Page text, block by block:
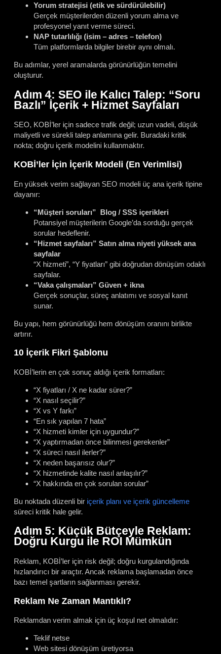
Yorum stratejisi (etik ve sürdürülebilir)
Gerçek müşterilerden düzenli yorum alma ve
profesyonel yanıt verme süreci.
NAP tutarlılığı (isim – adres – telefon)
Tüm platformlarda bilgiler birebir aynı olmalı.
Bu adımlar, yerel aramalarda görünürlüğün temelini
oluşturur.
Adım 4: SEO ile Kalıcı Talep: “Soru
Bazlı” İçerik + Hizmet Sayfaları
SEO, KOBİ’ler için sadece trafik değil; uzun vadeli, düşük
maliyetli ve sürekli talep anlamına gelir. Buradaki kritik
nokta; doğru içerik modelini kullanmaktır.
KOBİ’ler İçin İçerik Modeli (En Verimlisi)
En yüksek verim sağlayan SEO modeli üç ana içerik tipine
dayanır:
“Müşteri soruları” Blog / SSS içerikleri
Potansiyel müşterilerin Google’da sorduğu gerçek
sorular hedeflenir.
“Hizmet sayfaları” Satın alma niyeti yüksek ana
sayfalar
“X hizmeti”, “Y fiyatları” gibi doğrudan dönüşüm odaklı
sayfalar.
“Vaka çalışmaları” Güven + ikna
Gerçek sonuçlar, süreç anlatımı ve sosyal kanıt
sunar.
Bu yapı, hem görünürlüğü hem dönüşüm oranını birlikte
artırır.
10 İçerik Fikri Şablonu
KOBİ’lerin en çok sonuç aldığı içerik formatları:
“X fiyatları / X ne kadar sürer?”
“X nasıl seçilir?”
“X vs Y farkı”
“En sık yapılan 7 hata”
“X hizmeti kimler için uygundur?”
“X yaptırmadan önce bilinmesi gerekenler”
“X süreci nasıl ilerler?”
“X neden başarısız olur?”
“X hizmetinde kalite nasıl anlaşılır?”
“X hakkında en çok sorulan sorular”
Bu noktada düzenli bir içerik planı ve içerik güncelleme
süreci kritik hale gelir.
Adım 5: Küçük Bütçeyle Reklam:
Doğru Kurgu ile ROI Mümkün
Reklam, KOBİ’ler için risk değil; doğru kurgulandığında
hızlandırıcı bir araçtır. Ancak reklama başlamadan önce
bazı temel şartların sağlanması gerekir.
Reklam Ne Zaman Mantıklı?
Reklamdan verim almak için üç koşul net olmalıdır:
Teklif netse
Web sitesi dönüşüm üretiyorsa